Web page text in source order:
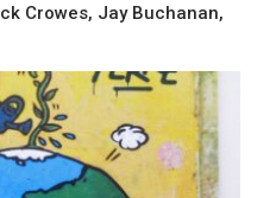
Crowes, Jay Buchanan,